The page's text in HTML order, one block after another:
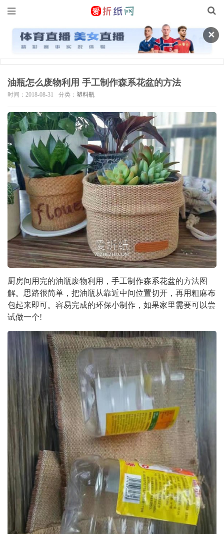
✕
油瓶怎么废物利用 手工制作森系花盆的方法
时间：2018-08-31 分类： 塑料瓶
厨房间用完的油瓶废物利用，手工制作森系花盆的方法图
解。思路很简单，把油瓶从靠近中间位置切开，再用粗麻布
包起来即可。容易完成的环保小制作，如果家里需要可以尝
试做一个!